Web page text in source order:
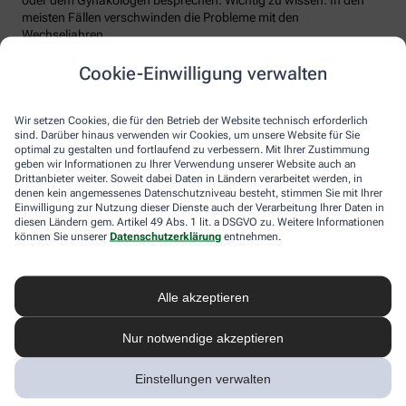
Cookie-Einwilligung verwalten
Wir setzen Cookies, die für den Betrieb der Website technisch erforderlich
sind. Darüber hinaus verwenden wir Cookies, um unsere Website für Sie
optimal zu gestalten und fortlaufend zu verbessern. Mit Ihrer Zustimmung
geben wir Informationen zu Ihrer Verwendung unserer Website auch an
Drittanbieter weiter. Soweit dabei Daten in Ländern verarbeitet werden, in
denen kein angemessenes Datenschutzniveau besteht, stimmen Sie mit Ihrer
Einwilligung zur Nutzung dieser Dienste auch der Verarbeitung Ihrer Daten in
diesen Ländern gem. Artikel 49 Abs. 1 lit. a DSGVO zu. Weitere Informationen
können Sie unserer Datenschutzerklärung entnehmen.
Alle akzeptieren
Nur notwendige akzeptieren
Einstellungen verwalten
meisten Fällen verschwinden die Probleme mit den
Wechseljahren.
Voraussetzung für eine erfolgreiche Behandlung ist allerdings
immer, dass die Endometriose auch als solche erkannt wird.
nehmen und ärztlich abklären lassen. Und sich auf keinen Fall
einreden lassen, sie seien normal.
Melden Sie sich hier an und sichern Sie
sich Ihren 10% Gutschein* für unsere
Apotheke